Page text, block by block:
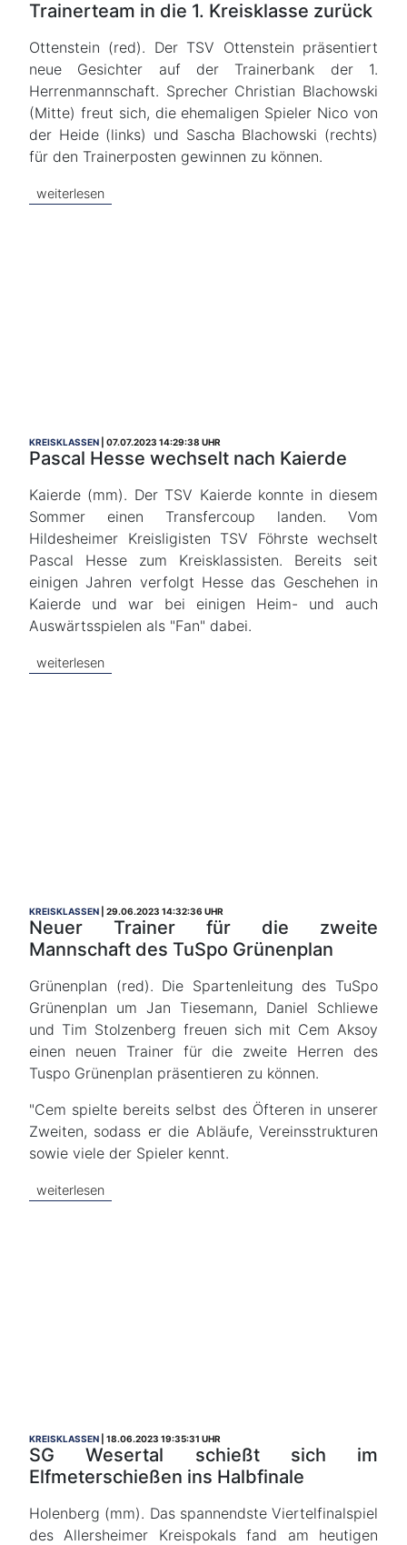
Trainerteam in die 1. Kreisklasse zurück
Ottenstein (red). Der TSV Ottenstein präsentiert
neue Gesichter auf der Trainerbank der 1.
Herrenmannschaft. Sprecher Christian Blachowski
(Mitte) freut sich, die ehemaligen Spieler Nico von
der Heide (links) und Sascha Blachowski (rechts)
für den Trainerposten gewinnen zu können.
weiterlesen
KREISKLASSEN 07.07.2023 14:29:38 UHR
Pascal Hesse wechselt nach Kaierde
Kaierde (mm). Der TSV Kaierde konnte in diesem
Sommer einen Transfercoup landen. Vom
Hildesheimer Kreisligisten TSV Föhrste wechselt
Pascal Hesse zum Kreisklassisten. Bereits seit
einigen Jahren verfolgt Hesse das Geschehen in
Kaierde und war bei einigen Heim- und auch
Auswärtsspielen als "Fan" dabei.
weiterlesen
KREISKLASSEN 29.06.2023 14:32:36 UHR
Neuer Trainer für die zweite
Mannschaft des TuSpo Grünenplan
Grünenplan (red). Die Spartenleitung des TuSpo
Grünenplan um Jan Tiesemann, Daniel Schliewe
und Tim Stolzenberg freuen sich mit Cem Aksoy
einen neuen Trainer für die zweite Herren des
Tuspo Grünenplan präsentieren zu können.
"Cem spielte bereits selbst des Öfteren in unserer
Zweiten, sodass er die Abläufe, Vereinsstrukturen
sowie viele der Spieler kennt.
weiterlesen
KREISKLASSEN 18.06.2023 19:35:31 UHR
SG Wesertal schießt sich im
Elfmeterschießen ins Halbfinale
Holenberg (mm). Das spannendste Viertelfinalspiel
des Allersheimer Kreispokals fand am heutigen